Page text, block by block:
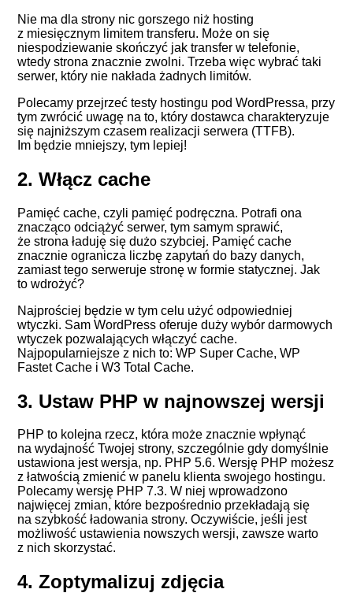
Nie ma dla strony nic gorszego niż hosting
z miesięcznym limitem transferu. Może on się
niespodziewanie skończyć jak transfer w telefonie,
wtedy strona znacznie zwolni. Trzeba więc wybrać taki
serwer, który nie nakłada żadnych limitów.
Polecamy przejrzeć testy hostingu pod WordPressa, przy
tym zwrócić uwagę na to, który dostawca charakteryzuje
się najniższym czasem realizacji serwera (TTFB).
Im będzie mniejszy, tym lepiej!
2. Włącz cache
Pamięć cache, czyli pamięć podręczna. Potrafi ona
znacząco odciążyć serwer, tym samym sprawić,
że strona ładuję się dużo szybciej. Pamięć cache
znacznie ogranicza liczbę zapytań do bazy danych,
zamiast tego serweruje stronę w formie statycznej. Jak
to wdrożyć?
Najprościej będzie w tym celu użyć odpowiedniej
wtyczki. Sam WordPress oferuje duży wybór darmowych
wtyczek pozwalających włączyć cache.
Najpopularniejsze z nich to:WP Super Cache,WP
Fastet Cache iW3 Total Cache.
3. Ustaw PHP w najnowszej wersji
PHP to kolejna rzecz, która może znacznie wpłynąć
na wydajność Twojej strony, szczególnie gdy domyślnie
ustawiona jest wersja, np. PHP 5.6. Wersję PHP możesz
z łatwością zmienić w panelu klienta swojego hostingu.
Polecamy wersję PHP 7.3. W niej wprowadzono
najwięcej zmian, które bezpośrednio przekładają się
na szybkość ładowania strony. Oczywiście, jeśli jest
możliwość ustawienia nowszych wersji, zawsze warto
z nich skorzystać.
4. Zoptymalizuj zdjęcia